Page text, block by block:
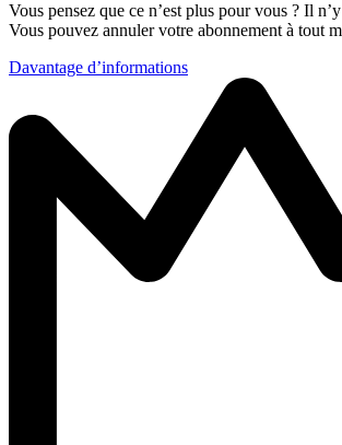
Vous pensez que ce n’est plus pour vous ? Il
Vous pouvez annuler votre abonnement à tout
Davantage d’informations